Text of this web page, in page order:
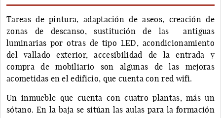
Tareas de pintura, adaptación de aseos, creación de
zonas de descanso, sustitución de las antiguas
luminarias por otras de tipo LED, acondicionamiento
del vallado exterior, accesibilidad de la entrada y
compra de mobiliario son algunas de las mejoras
acometidas en el edificio, que cuenta con red wifi.
Un inmueble que cuenta con cuatro plantas, más un
sótano. En la baja se sitúan las aulas para la formación